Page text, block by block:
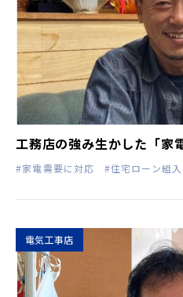
工務店の強み生かした「家
#家電需要に対応 #住宅ローン組入
電気工事店